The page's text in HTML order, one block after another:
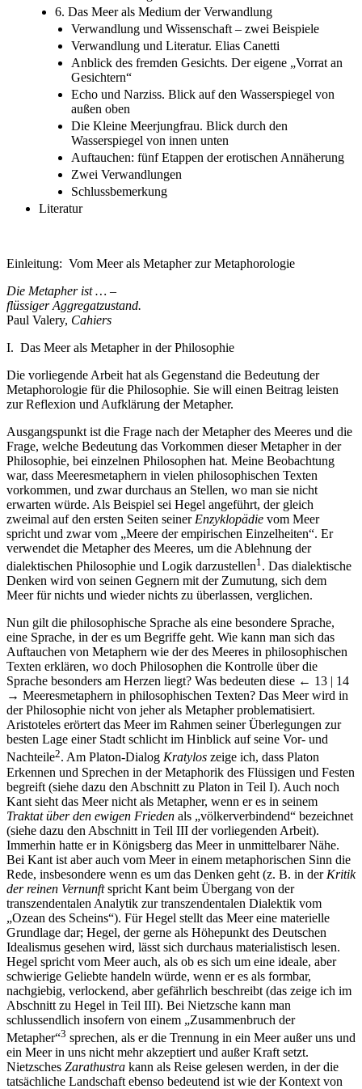
6. Das Meer als Medium der Verwandlung
Verwandlung und Wissenschaft – zwei Beispiele
Verwandlung und Literatur. Elias Canetti
Anblick des fremden Gesichts. Der eigene „Vorrat an
Gesichtern“
Echo und Narziss. Blick auf den Wasserspiegel von
außen oben
Die Kleine Meerjungfrau. Blick durch den
Wasserspiegel von innen unten
Auftauchen: fünf Etappen der erotischen Annäherung
Zwei Verwandlungen
Schlussbemerkung
Literatur
Einleitung: Vom Meer als Metapher zur Metaphorologie
Die Metapher ist … –
flüssiger Aggregatzustand.
Paul Valery, Cahiers
I. Das Meer als Metapher in der Philosophie
Die vorliegende Arbeit hat als Gegenstand die Bedeutung der
Metaphorologie für die Philosophie. Sie will einen Beitrag leisten
zur Reflexion und Aufklärung der Metapher.
Ausgangspunkt ist die Frage nach der Metapher des Meeres und die
Frage, welche Bedeutung das Vorkommen dieser Metapher in der
Philosophie, bei einzelnen Philosophen hat. Meine Beobachtung
war, dass Meeresmetaphern in vielen philosophischen Texten
vorkommen, und zwar durchaus an Stellen, wo man sie nicht
erwarten würde. Als Beispiel sei Hegel angeführt, der gleich
zweimal auf den ersten Seiten seiner Enzyklopädie vom Meer
spricht und zwar vom „Meere der empirischen Einzelheiten“. Er
verwendet die Metapher des Meeres, um die Ablehnung der
dialektischen Philosophie und Logik darzustellen1 . Das dialektische
Denken wird von seinen Gegnern mit der Zumutung, sich dem
Meer für nichts und wieder nichts zu überlassen, verglichen.
Nun gilt die philosophische Sprache als eine besondere Sprache,
eine Sprache, in der es um Begriffe geht. Wie kann man sich das
Auftauchen von Metaphern wie der des Meeres in philosophischen
Texten erklären, wo doch Philosophen die Kontrolle über die
Sprache besonders am Herzen liegt? Was bedeuten diese ← 13 | 14
→ Meeresmetaphern in philosophischen Texten? Das Meer wird in
der Philosophie nicht von jeher als Metapher problematisiert.
Aristoteles erörtert das Meer im Rahmen seiner Überlegungen zur
besten Lage einer Stadt schlicht im Hinblick auf seine Vor- und
Nachteile2. Am Platon-Dialog Kratylos zeige ich, dass Platon
Erkennen und Sprechen in der Metaphorik des Flüssigen und Festen
begreift (siehe dazu den Abschnitt zu Platon in Teil I). Auch noch
Kant sieht das Meer nicht als Metapher, wenn er es in seinem
Traktat über den ewigen Frieden als „völkerverbindend“ bezeichnet
(siehe dazu den Abschnitt in Teil III der vorliegenden Arbeit).
Immerhin hatte er in Königsberg das Meer in unmittelbarer Nähe.
Bei Kant ist aber auch vom Meer in einem metaphorischen Sinn die
Rede, insbesondere wenn es um das Denken geht (z. B. in der Kritik
der reinen Vernunftspricht Kant beim Übergang von der
transzendentalen Analytik zur transzendentalen Dialektik vom
„Ozean des Scheins“). Für Hegel stellt das Meer eine materielle
Grundlage dar; Hegel, der gerne als Höhepunkt des Deutschen
Idealismus gesehen wird, lässt sich durchaus materialistisch lesen.
Hegel spricht vom Meer auch, als ob es sich um eine ideale, aber
schwierige Geliebte handeln würde, wenn er es als formbar,
nachgiebig, verlockend, aber gefährlich beschreibt (das zeige ich im
Abschnitt zu Hegel in Teil III). Bei Nietzsche kann man
schlussendlich insofern von einem „Zusammenbruch der
Metapher“3 sprechen, als er die Trennung in ein Meer außer uns und
ein Meer in uns nicht mehr akzeptiert und außer Kraft setzt.
Nietzsches Zarathustra kann als Reise gelesen werden, in der die
tatsächliche Landschaft ebenso bedeutend ist wie der Kontext von